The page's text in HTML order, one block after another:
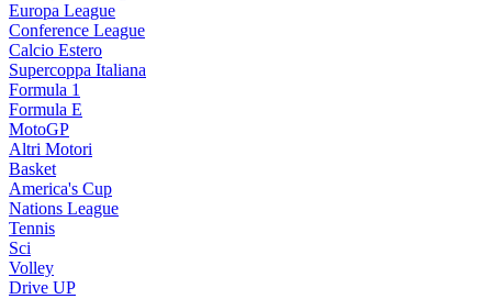
Europa League
Conference League
Calcio Estero
Supercoppa Italiana
Formula 1
Formula E
MotoGP
Altri Motori
Basket
America's Cup
Nations League
Tennis
Sci
Volley
Drive UP